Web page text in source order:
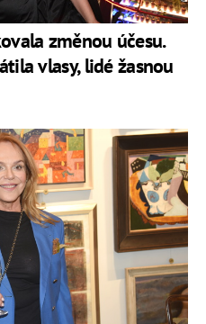
změnou účesu.
vlasy, lidé žasnou